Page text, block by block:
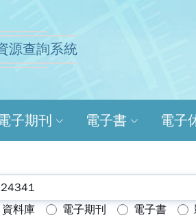
訊處電子資
源查詢系統
子期刊 電子書 電子
資料庫 電子期刊 電子書